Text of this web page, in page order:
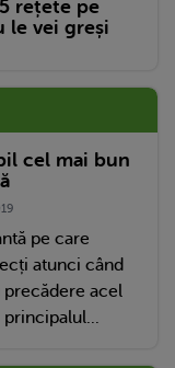
rețete pe
le vei greși
cel mai bun
pe care
atunci când
precădere acel